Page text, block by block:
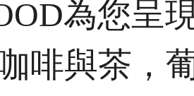
為您呈
啡與茶，